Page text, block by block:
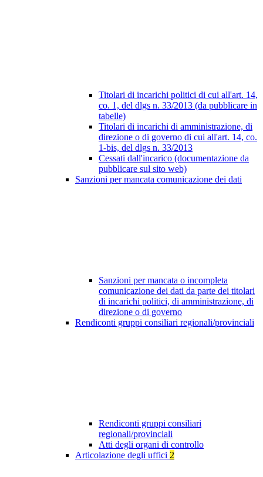
Titolari di incarichi politici di cui all'art. 14,
co. 1, del dlgs n. 33/2013 (da pubblicare in
tabelle)
Titolari di incarichi di amministrazione, di
direzione o di governo di cui all'art. 14, co.
1-bis, del dlgs n. 33/2013
Cessati dall'incarico (documentazione da
pubblicare sul sito web)
Sanzioni per mancata comunicazione dei dati
Sanzioni per mancata o incompleta
comunicazione dei dati da parte dei titolari
di incarichi politici, di amministrazione, di
direzione o di governo
Rendiconti gruppi consiliari regionali/provinciali
Rendiconti gruppi consiliari
regionali/provinciali
Atti degli organi di controllo
Articolazione degli uffici 2